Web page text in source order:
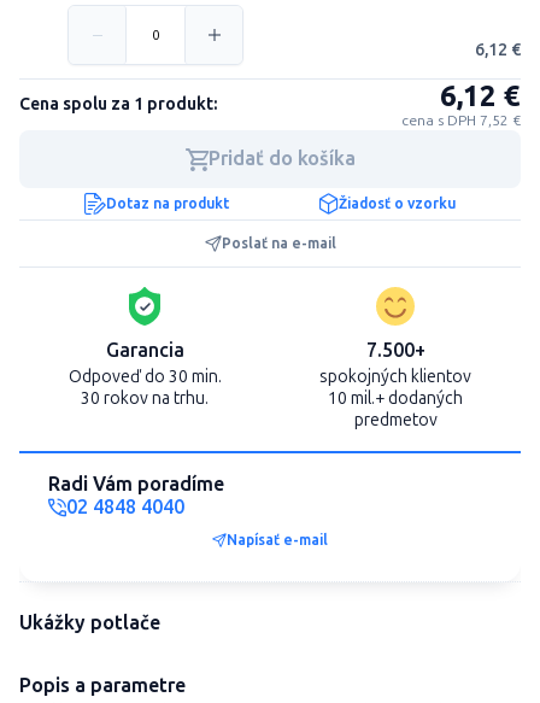
6,12 €
Cena spolu za 1 produkt: 6,12 €
cena s DPH 7,52 €
Pridať do košíka
Dotaz na produkt Žiadosť o vzorku
Poslať na e-mail
Garancia
Odpoveď do 30 min.
30 rokov na trhu.
7.500+
spokojných klientov
10 mil.+ dodaných
predmetov
Radi Vám poradíme
02 4848 4040
Napísať e-mail
Ukážky potlače
Popis a parametre